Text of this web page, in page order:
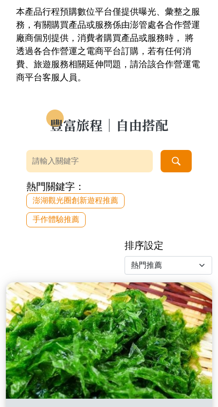
本產品行程預購數位平台僅提供曝光、彙整之服
務，有關購買產品或服務係由澎管處各合作營運
廠商個別提供，消費者購買產品或服務時， 將
透過各合作營運之電商平台訂購，若有任何消
費、旅遊服務相關延伸問題，請洽該合作營運電
商平台客服人員。
豐富旅程｜自由搭配
全站搜尋
熱門關鍵字：
澎湖觀光圈創新遊程推薦
手作體驗推薦
排序設定